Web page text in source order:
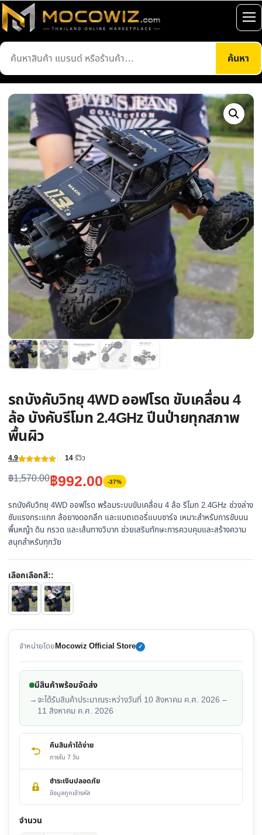
ข้าม
ไป
เนื้อหา
ค้นหา
สินค้า
ค้นหา
เปิ
เม
รถบังคับวิทยุ 4WD ออฟโรด ขับเคลื่อน 4
ล้อ บังคับรีโมท 2.4GHz ปีนป่ายทุกสภาพ
พื้นผิว
4.9
4.86จาก 5
คะแนนเต็ม
ลูกค้า
14รีวิว
฿1,570.00
Original
price
was:
฿1,570.00.
฿992.00
Current
price
is:
฿992.00.
-37%
รถบังคับวิทยุ 4WD ออฟโรด พร้อมระบบขับเคลื่อน 4 ล้อ รีโมท 2.4GHz ช่วงล่าง
ซับแรงกระแทก ล้อยางดอกลึก และแบตเตอรี่แบบชาร์จ เหมาะสำหรับการขับบน
พื้นหญ้า ดิน กรวด และเส้นทางวิบาก ช่วยเสริมทักษะการควบคุมและสร้างความ
สนุกสำหรับทุกวัย
เลือกเลือกสี::
ดำ เงิน
จำหน่ายโดยMocowiz Official Store ✓
มีสินค้าพร้อมจัดส่ง
→จะได้รับสินค้าประมาณระหว่างวันที่ 10 สิงหาคม ค.ศ. 2026 –
11 สิงหาคม ค.ศ. 2026
คืนสินค้าได้ง่าย
ภายใน 7 วัน
ชำระเงินปลอดภัย
ข้อมูลถูกเข้ารหัส
เลือก
จำนวน